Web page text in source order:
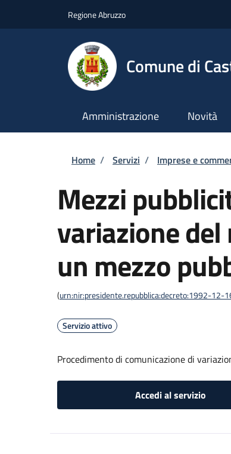
Regione Abruzzo
Comune di
Amministrazione Novità
Briciole di pane
Home / Servizi / Imprese e
Mezzi
variazione
un mezzo
(urn:nir:presidente.repubblica:decreto:1992-12-
Servizio attivo
Procedimento di comunicazione di
Accedi al servizio